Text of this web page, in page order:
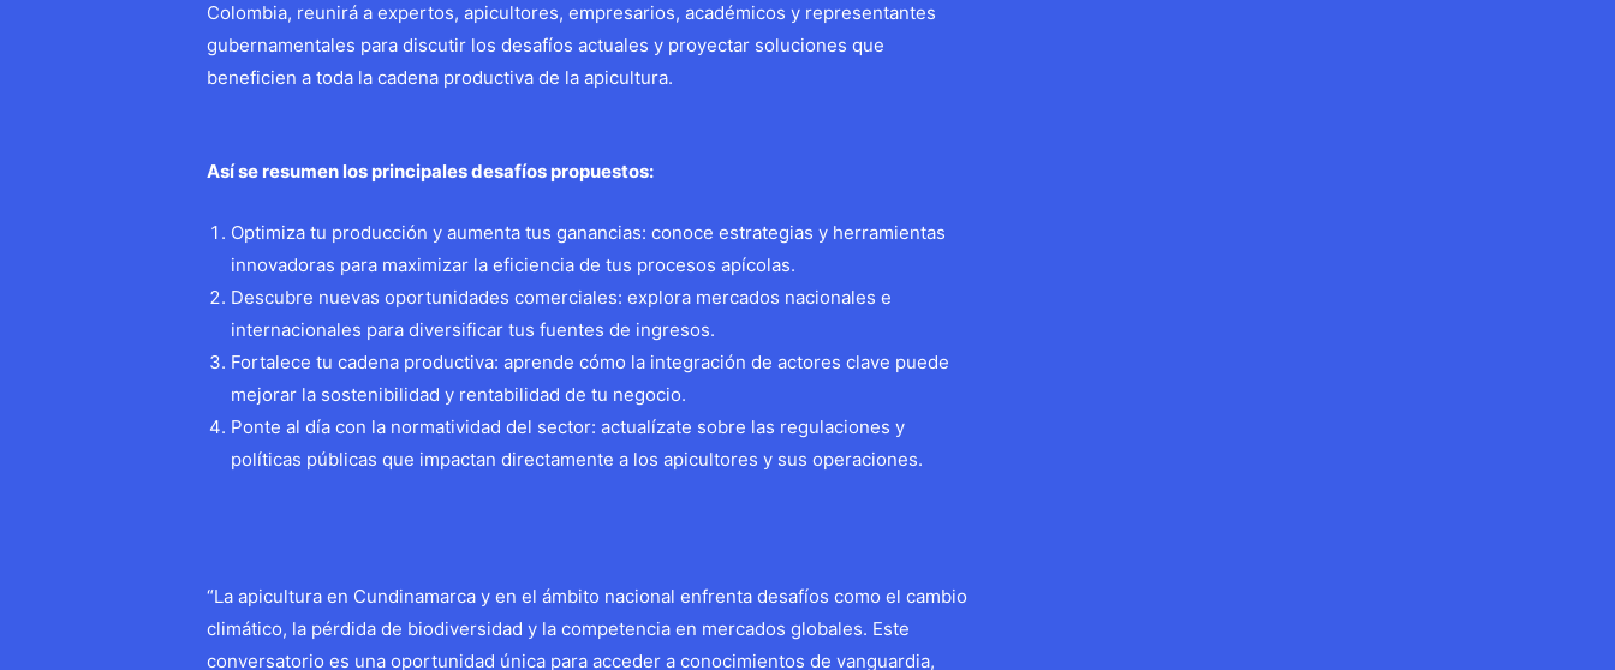
Colombia, reunirá a expertos, apicultores, empresarios, académicos y representantes
gubernamentales para discutir los desafíos actuales y proyectar soluciones que
beneficien a toda la cadena productiva de la apicultura.
Así se resumen los principales desafíos propuestos:
Optimiza tu producción y aumenta tus ganancias: conoce estrategias y herramientas
innovadoras para maximizar la eficiencia de tus procesos apícolas.
Descubre nuevas oportunidades comerciales: explora mercados nacionales e
internacionales para diversificar tus fuentes de ingresos.
Fortalece tu cadena productiva: aprende cómo la integración de actores clave puede
mejorar la sostenibilidad y rentabilidad de tu negocio.
Ponte al día con la normatividad del sector: actualízate sobre las regulaciones y
políticas públicas que impactan directamente a los apicultores y sus operaciones.
“La apicultura en Cundinamarca y en el ámbito nacional enfrenta desafíos como el cambio
climático, la pérdida de biodiversidad y la competencia en mercados globales. Este
conversatorio es una oportunidad única para acceder a conocimientos de vanguardia,